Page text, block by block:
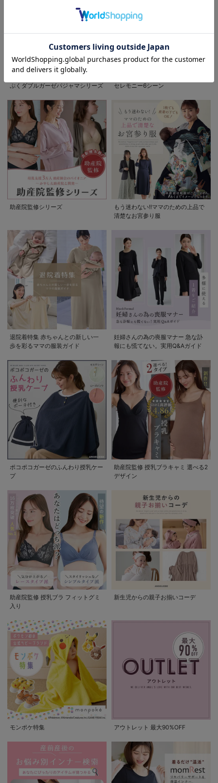
お気に入り商品を確認する
ぷくダブルガーゼパジャマシリーズ
セレモニー6シーン
助産院監修シリーズ
もう迷わない!!ママのための上品で
清楚なお宮参り服
退院着特集 赤ちゃんとの新しい一
歩を彩るママの服装ガイド
妊婦さんの為の喪服マナー 急な訃
報にも慌てない。実用Q&Aガイド
ポコポコガーゼのふんわり授乳ケー
プ
助産院監修 授乳ブラキャミ 選べる2
デザイン
助産院監修 授乳ブラ フィットグミ
入り
新生児からの親子お揃いコーデ
モンポケ特集 アウトレット 最大90%OFF